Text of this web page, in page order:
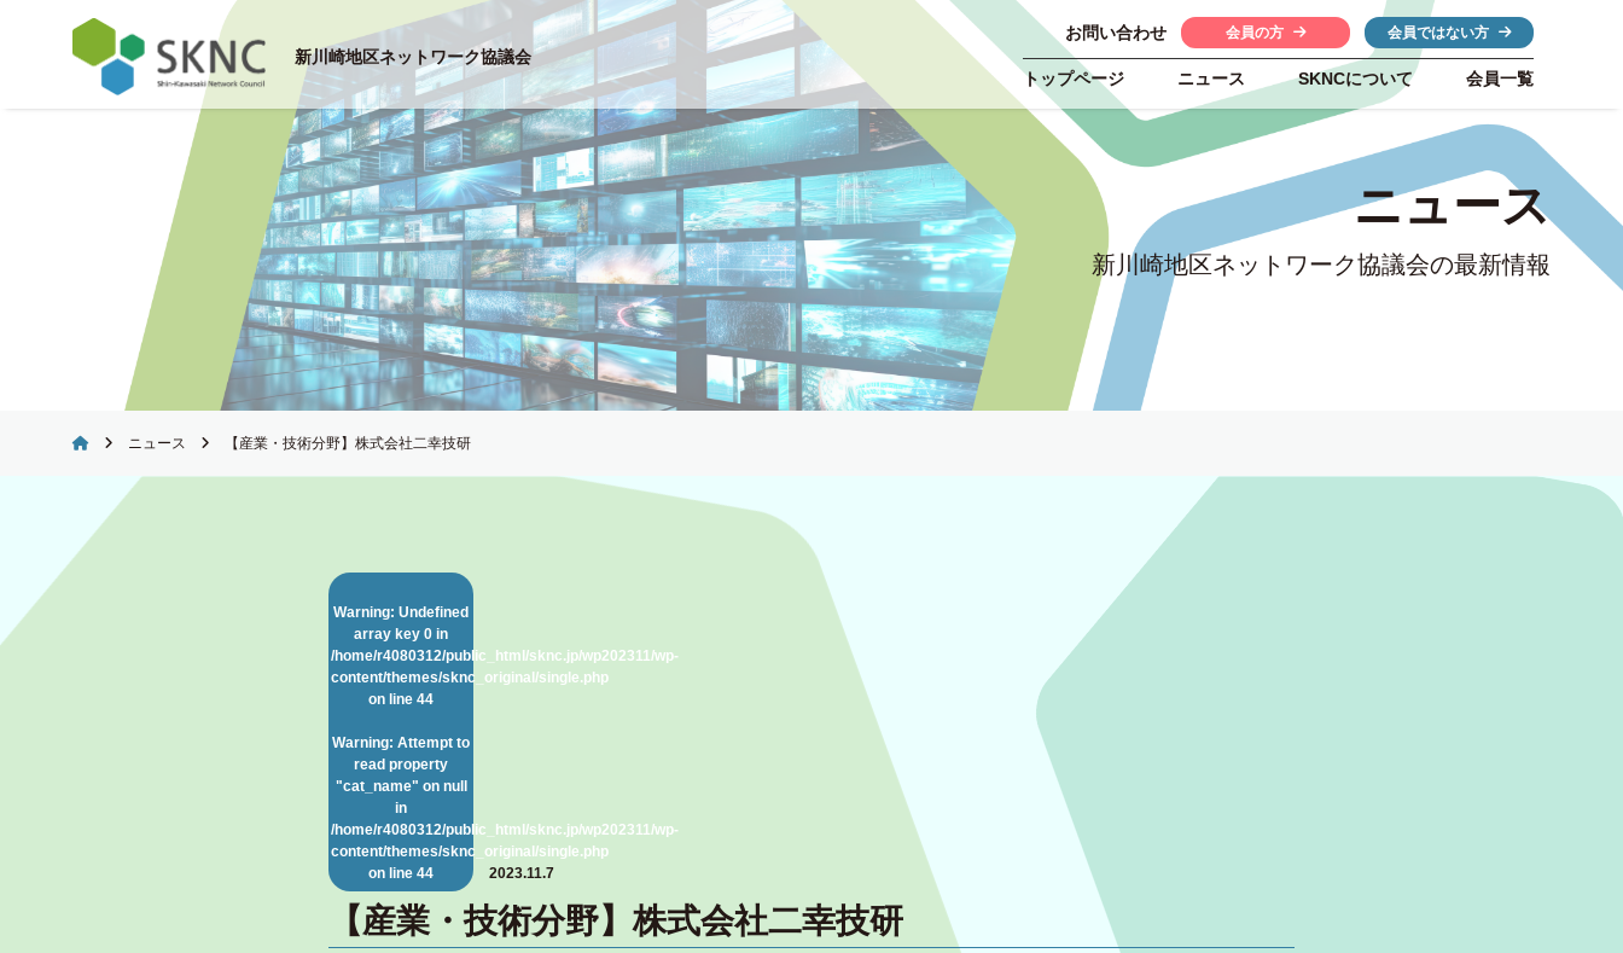
新川崎地区ネットワーク協議会
お問い合わせ 会員の方 会員ではない方
トップページ ニュース SKNCについて 会員一覧
ニュース
新川崎地区ネットワーク協議会の最新情報
ニュース 【産業・技術分野】株式会社二幸技研
Warning: Undefined
array key 0 in
/home/r4080312/public_html/sknc.jp/wp202311/wp-
content/themes/sknc_original/single.php
on line 44
Warning: Attempt to
read property
"cat_name" on null
in
/home/r4080312/public_html/sknc.jp/wp202311/wp-
content/themes/sknc_original/single.php
on line 44 2023.11.7
【産業・技術分野】株式会社二幸技研